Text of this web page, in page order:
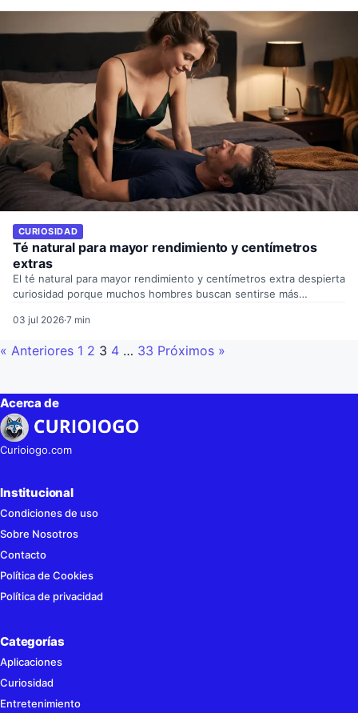
CURIOSIDAD
Té natural para mayor rendimiento y centímetros
extras
El té natural para mayor rendimiento y centímetros extra despierta
curiosidad porque muchos hombres buscan sentirse más
03 jul 2026·7 min
« Anteriores 1 2 3 4 … 33 Próximos »
Acerca de
Curioiogo.com
Institucional
Condiciones de uso
Sobre Nosotros
Contacto
Política de Cookies
Política de privacidad
Categorías
Aplicaciones
Curiosidad
Entretenimiento